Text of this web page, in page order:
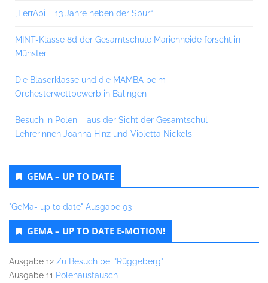
„FerrAbi – 13 Jahre neben der Spur“
MINT-Klasse 8d der Gesamtschule Marienheide forscht in
Münster
Die Bläserklasse und die MAMBA beim
Orchesterwettbewerb in Balingen
Besuch in Polen – aus der Sicht der Gesamtschul-
Lehrerinnen Joanna Hinz und Violetta Nickels
GEMA – UP TO DATE
"GeMa- up to date" Ausgabe 93
GEMA – UP TO DATE E-MOTION!
Ausgabe 12 Zu Besuch bei "Rüggeberg"
Ausgabe 11 Polenaustausch